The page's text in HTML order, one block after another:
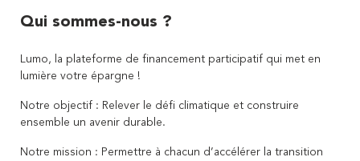
Qui sommes-nous ?
Lumo, la plateforme de financement participatif qui met en
lumière votre épargne !
Notre objectif : Relever le défi climatique et construire
ensemble un avenir durable.
Notre mission : Permettre à chacun d’accélérer la transition